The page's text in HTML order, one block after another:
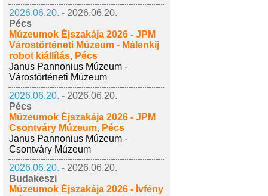
2026.06.20. - 2026.06.20.
Pécs
Múzeumok Éjszakája 2026 - JPM
Várostörténeti Múzeum - Málenkij
robot kiállítás, Pécs
Janus Pannonius Múzeum -
Várostörténeti Múzeum
2026.06.20. - 2026.06.20.
Pécs
Múzeumok Éjszakája 2026 - JPM
Csontváry Múzeum, Pécs
Janus Pannonius Múzeum -
Csontváry Múzeum
2026.06.20. - 2026.06.20.
Budakeszi
Múzeumok Éjszakája 2026 - Ívfény